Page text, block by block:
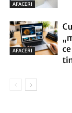
AFACERI
AFACERI